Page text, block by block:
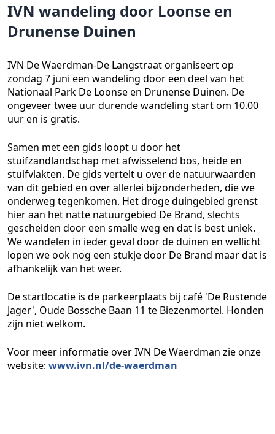
IVN wandeling door Loonse en
Drunense Duinen
IVN De Waerdman-De Langstraat organiseert op
zondag 7 juni een wandeling door een deel van het
Nationaal Park De Loonse en Drunense Duinen. De
ongeveer twee uur durende wandeling start om 10.00
uur en is gratis.
Samen met een gids loopt u door het
stuifzandlandschap met afwisselend bos, heide en
stuifvlakten. De gids vertelt u over de natuurwaarden
van dit gebied en over allerlei bijzonderheden, die we
onderweg tegenkomen. Het droge duingebied grenst
hier aan het natte natuurgebied De Brand, slechts
gescheiden door een smalle weg en dat is best uniek.
We wandelen in ieder geval door de duinen en wellicht
lopen we ook nog een stukje door De Brand maar dat is
afhankelijk van het weer.
De startlocatie is de parkeerplaats bij café 'De Rustende
Jager', Oude Bossche Baan 11 te Biezenmortel. Honden
zijn niet welkom.
Voor meer informatie over IVN De Waerdman zie onze
website: www.ivn.nl/de-waerdman